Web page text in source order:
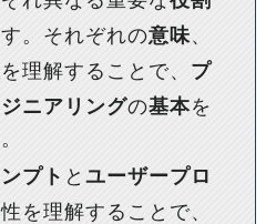
。それぞれの意味、
を理解することで、 プ
ニアリングの基本を
プト と ユーザープロ
を理解することで、